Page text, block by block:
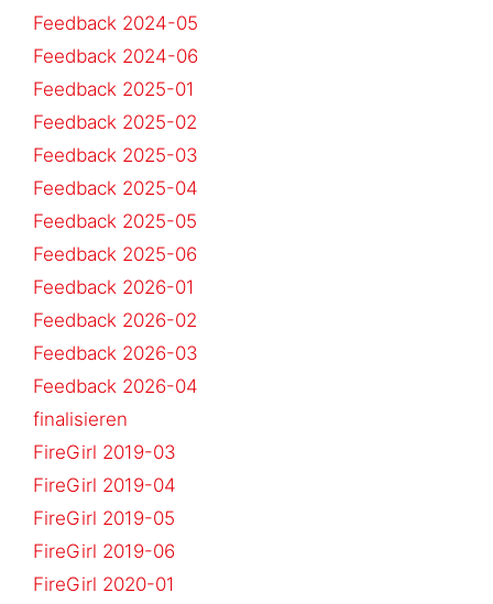
Feedback 2024-05
Feedback 2024-06
Feedback 2025-01
Feedback 2025-02
Feedback 2025-03
Feedback 2025-04
Feedback 2025-05
Feedback 2025-06
Feedback 2026-01
Feedback 2026-02
Feedback 2026-03
Feedback 2026-04
finalisieren
FireGirl 2019-03
FireGirl 2019-04
FireGirl 2019-05
FireGirl 2019-06
FireGirl 2020-01